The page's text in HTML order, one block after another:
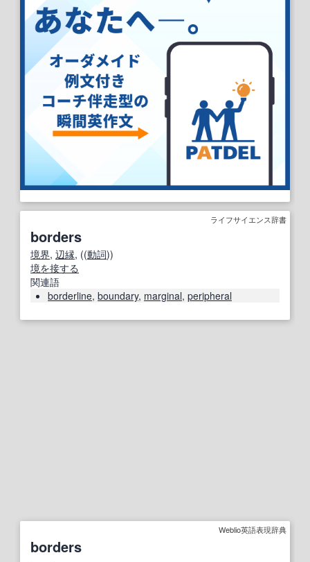
ライフサイエンス辞書
borders
境界, 辺縁, ((動詞))
境を接する
関連語
borderline, boundary, marginal, peripheral
Weblio英語表現辞典
borders